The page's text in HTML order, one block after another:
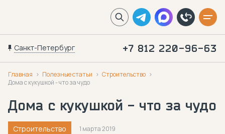
Санкт-Петербург +7 812 220-96-63
Главная Полезные статьи
Строительство
Дома с кукушкой - что за чудо
Дома с кукушкой - что за чудо
Строительство 1 марта 2019